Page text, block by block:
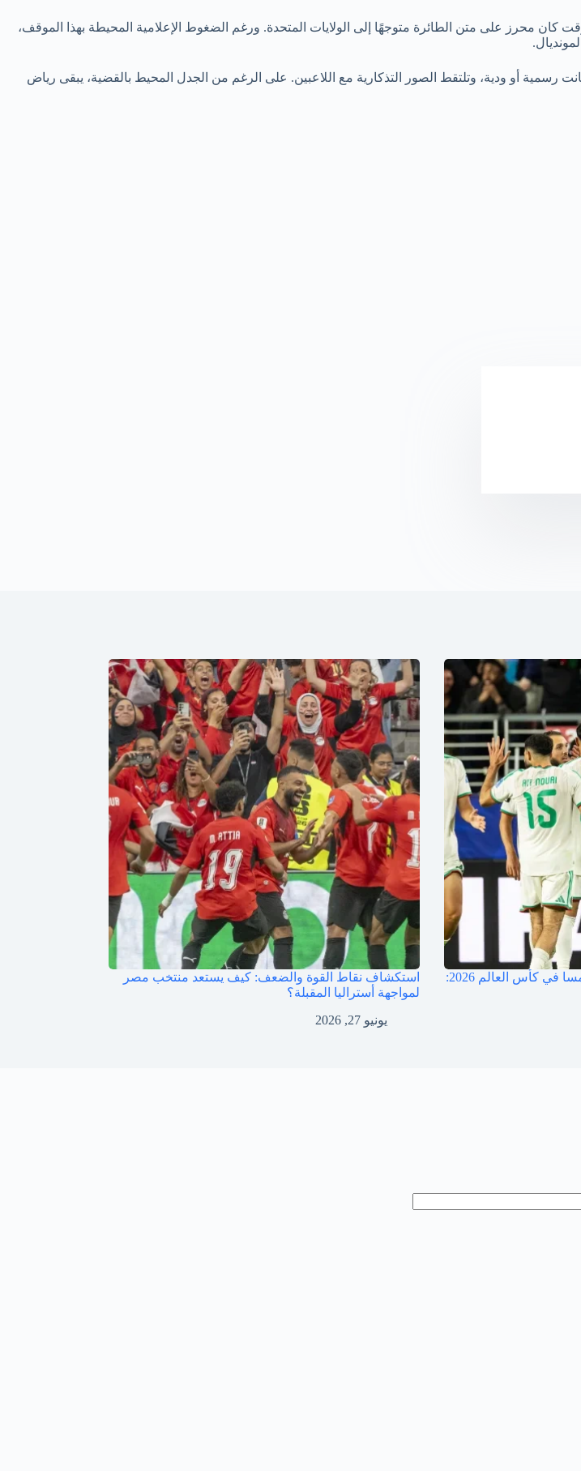
كان محرز على متن الطائرة متوجهًا إلى الولايات المتحدة. ورغم الضغوط الإعلامية المحيطة بهذا الموقف،
أو ودية، وتلتقط الصور التذكارية مع اللاعبين. على الرغم من الجدل المحيط بالقضية، يبقى رياض
تشكيل منتخب الجزائر لملاقاة النمسا في كأس العالم 2026:
استكشاف نقاط القوة والضعف: كيف يستعد منتخب مصر
لمواجهة أستراليا المقبلة؟
يونيو 27, 2026